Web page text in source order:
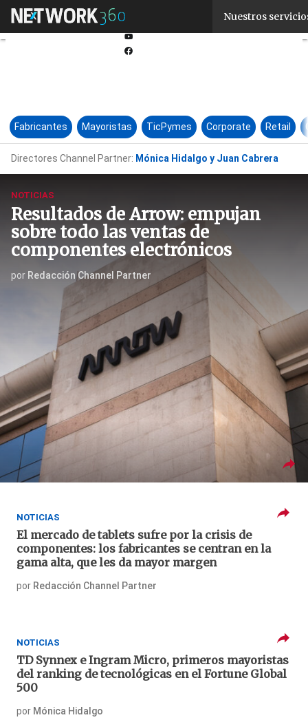
Nuestros
Youtube-
Fabricantes Mayoristas TicPymes Corporate Retail
Directores Channel Partner: Mónica Hidalgo y Juan Cabrera
NOTICIAS
Resultados de Arrow: empujan
sobre todo las ventas de
componentes electrónicos
por Redacción Channel Partner
NOTICIAS
El mercado de tablets sufre por la crisis de
componentes: los fabricantes se centran en la
gama alta, que les da mayor margen
por Redacción Channel Partner
NOTICIAS
TD Synnex e Ingram Micro, primeros mayoristas
del ranking de tecnológicas en el Fortune Global
500
por Mónica Hidalgo